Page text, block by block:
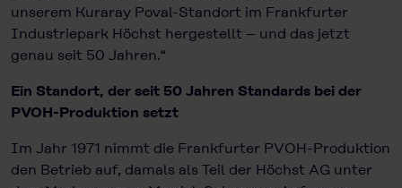
unserem Kuraray Poval-Standort im Frankfurter
Industriepark Höchst hergestellt – und das jetzt
genau seit 50 Jahren.“
Ein Standort, der seit 50 Jahren Standards bei der
PVOH-Produktion setzt
Im Jahr 1971 nimmt die Frankfurter PVOH-Produktion
den Betrieb auf, damals als Teil der Höchst AG unter